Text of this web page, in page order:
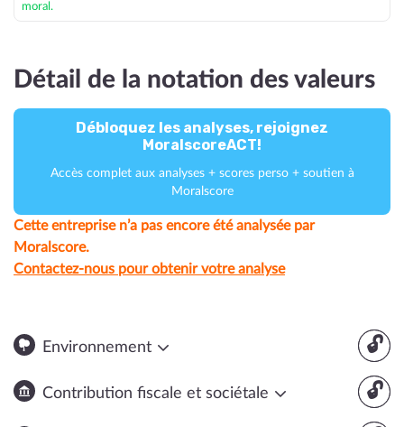
moral.
Détail de la notation des valeurs
Débloquez les analyses, rejoignez
MoralscoreACT!
Accès complet aux analyses + scores perso + soutien à
Moralscore
Cette entreprise n’a pas encore été analysée par
Moralscore.
Contactez-nous pour obtenir votre analyse
🔓
Environnement
🔓
Contribution fiscale et sociétale